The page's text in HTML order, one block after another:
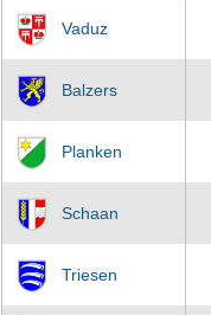
Vaduz
Balzers
Planken
Schaan
Triesen